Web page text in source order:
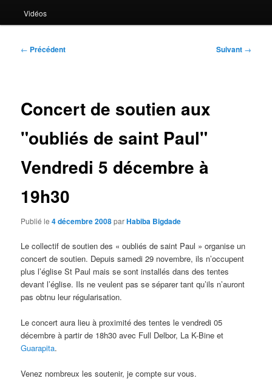
Vidéos
Navigation
← Précédent Suivant →
Concert de soutien aux
"oubliés de saint Paul"
Vendredi 5 décembre à
19h30
Publié le4 décembre 2008parHabiba Bigdade
Le collectif de soutien des « oubliés de saint Paul » organise un
concert de soutien. Depuis samedi 29 novembre, ils n’occupent
plus l’église St Paul mais se sont installés dans des tentes
devant l’église. Ils ne veulent pas se séparer tant qu’ils n’auront
pas obtnu leur régularisation.
Le concert aura lieu à proximité des tentes le vendredi 05
décembre à partir de 18h30 avec Full Delbor, La K-Bine et
Guarapita.
Venez nombreux les soutenir, je compte sur vous.